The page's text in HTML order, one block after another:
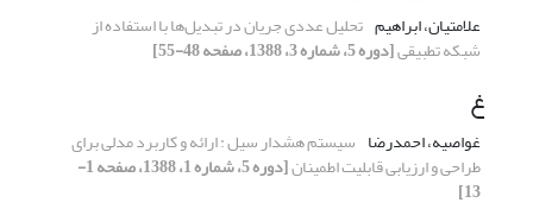
علامتیان، ابراهیم تحلیل عددی جریان در تبدیل‌ها با استفاده از
شبکه تطبیقی[دوره 5، شماره 3، 1388، صفحه 48-55]
غ
غواصیه، احمدرضا سیستم هشدار سیل : ارائه و کاربرد مدلی برای
طراحی و ارزیابی قابلیت اطمینان [دوره 5، شماره 1، 1388، صفحه 1-
13]